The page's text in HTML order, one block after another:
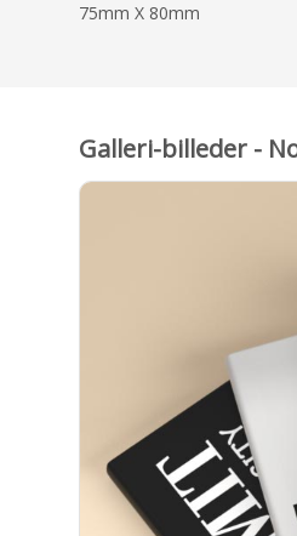
75mm X 80mm
Galleri-billeder -